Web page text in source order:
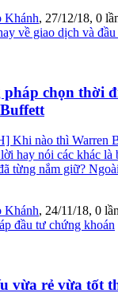
Khánh, 27/12/18, 0
về giao dịch và
chọn thời
Khi nào thì Warren
hay nói các khác là
từng nắm giữ?
Khánh, 24/11/18, 0
đầu tư chứng khoán
vừa rẻ vừa tốt